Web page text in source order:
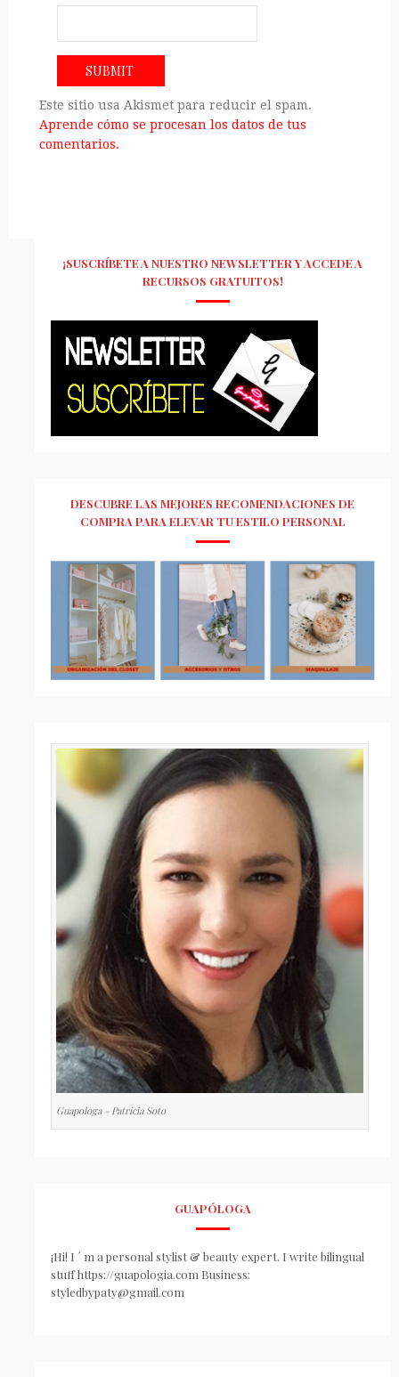
Este sitio usa Akismet para reducir el spam.
Aprende cómo se procesan los datos de tus
comentarios.
¡SUSCRÍBETE A NUESTRO NEWSLETTER Y ACCEDE A
RECURSOS GRATUITOS!
DESCUBRE LAS MEJORES RECOMENDACIONES DE
COMPRA PARA ELEVAR TU ESTILO PERSONAL
Guapologa - Patricia Soto
GUAPÓLOGA
¡Hi! I ´ m a personal stylist & beauty expert. I write bilingual
stuff https://guapologia.com Business:
styledbypaty@gmail.com